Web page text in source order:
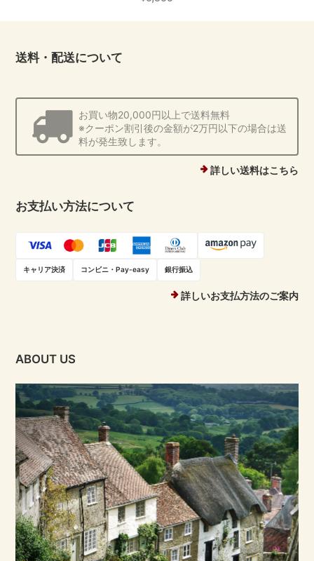
送料・配送について
お買い物20,000円以上で送料無料
※クーポン割引後の金額が2万円以下の場合は送
料が発生致します。
詳しい送料はこちら
お支払い方法について
キャリア決済 コンビニ・Pay-easy 銀行振込
詳しいお支払方法のご案内
ABOUT US